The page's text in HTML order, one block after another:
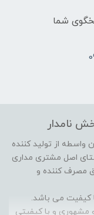
پاسخگوی شما
نامدار
واسطه از تولید کننده
اصل مشتری مداری
مصرف کننده و
کیفیت می باشد.
مشهوری و با کیفیتی